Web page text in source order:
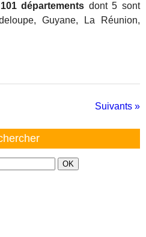
101 départements dont 5 sont
Guyane, La Réunion,
Suivants »